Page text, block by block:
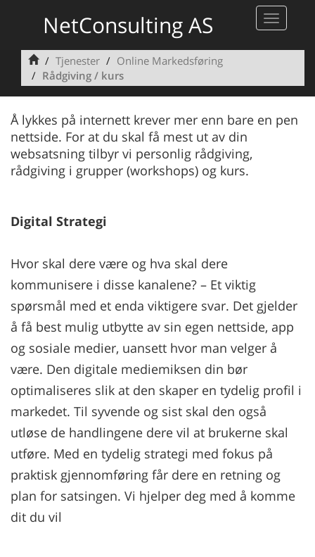
Toggle
NetConsulting AS
KUNSTIG INTELLIGENS OG CHAT GPT4
Tjenester
Online Markedsføring
Rådgiving / kurs
Å lykkes på internett krever mer enn bare en pen
nettside. For at du skal få mest ut av din
websatsning tilbyr vi personlig rådgiving,
rådgiving i grupper (workshops) og kurs.
Digital Strategi
Hvor skal dere være og hva skal dere
kommunisere i disse kanalene? – Et viktig
spørsmål med et enda viktigere svar. Det gjelder
å få best mulig utbytte av sin egen nettside, app
og sosiale medier, uansett hvor man velger å
være. Den digitale mediemiksen din bør
optimaliseres slik at den skaper en tydelig profil i
markedet. Til syvende og sist skal den også
utløse de handlingene dere vil at brukerne skal
utføre. Med en tydelig strategi med fokus på
praktisk gjennomføring får dere en retning og
plan for satsingen. Vi hjelper deg med å komme
dit du vil